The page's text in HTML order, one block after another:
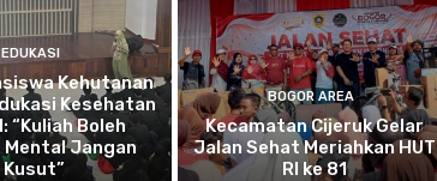
EDUKASI
Kehutanan
Kesehatan
“Kuliah Boleh
Mental Jangan
Kusut”
BOGOR AREA
Kecamatan Cijeruk Gelar
Jalan Sehat Meriahkan HUT
RI ke 81